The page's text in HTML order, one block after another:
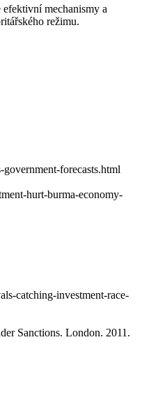
efektivní mechanismy a
režimu.
forecasts.html
hurt-burma-economy-
catching-investment-race-
Sanctions. London. 2011.